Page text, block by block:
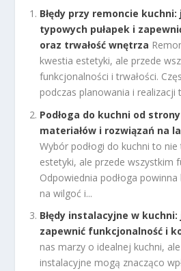
Błędy przy remoncie
typowych pułapek i
oraz trwałość wnętrza
kwestia estetyki, ale przede
funkcjonalności i trwałości.
podczas planowania i realizacji
Podłoga do kuchni od
materiałów i rozwiązań na
Wybór podłogi do kuchni to
estetyki, ale przede wszystkim
Odpowiednia podłoga
na wilgoć i...
Błędy instalacyjne w
zapewnić funkcjonalność i
nas marzy o idealnej kuchni,
instalacyjne mogą znacząco